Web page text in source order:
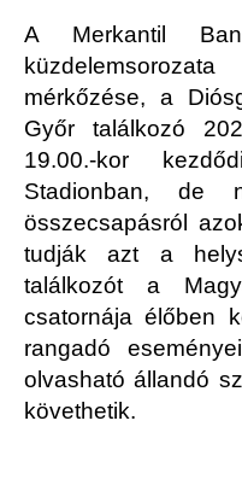
A Merkantil
mérkőzése, a
Győr találkozó
19.00.-kor
Stadionban, de
összecsapásról
tudják azt a
találkozót a
csatornája élőben
rangadó
olvasható állandó
követhetik.